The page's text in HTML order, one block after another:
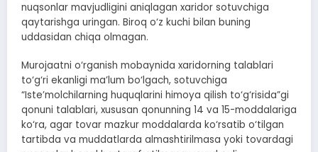
nuqsonlar mavjudligini aniqlagan xaridor sotuvchiga
qaytarishga uringan. Biroq o‘z kuchi bilan buning
uddasidan chiqa olmagan.
Murojaatni o‘rganish mobaynida xaridorning talablari
to‘g‘ri ekanligi ma’lum bo‘lgach, sotuvchiga
“Iste’molchilarning huquqlarini himoya qilish to‘g‘risida”gi
qonuni talablari, xususan qonunning 14 va 15-moddalariga
ko‘ra, agar tovar mazkur moddalarda ko‘rsatib o‘tilgan
tartibda va muddatlarda almashtirilmasa yoki tovardagi